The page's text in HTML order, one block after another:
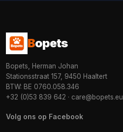
Bopets
Bopets, Herman Johan
Stationsstraat 157, 9450 Haaltert
BTW: BE 0760.058.346
+32 (0)53 839 642 · care@bopets.eu
Volg ons op Facebook